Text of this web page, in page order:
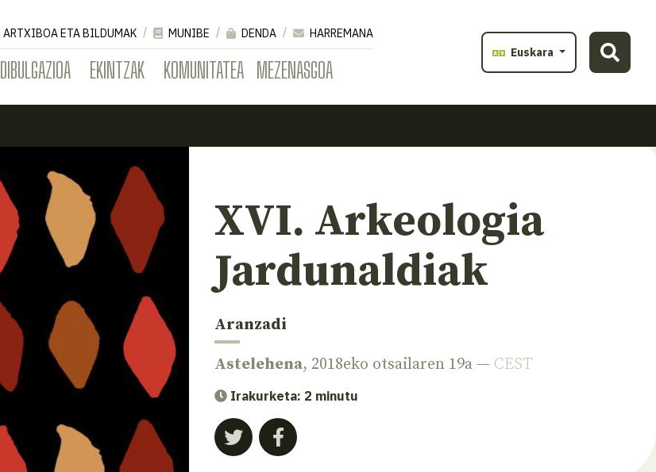
DIBULGAZIOA EKINTZAK KOMUNITATEA MEZENASGOA
ARTXIBOA ETA BILDUMAK MUNIBE DENDA
HARREMANA
Euskara
XVI. Arkeologia
Jardunaldiak
Aranzadi
Astelehena, 2018eko otsailaren 19a — CEST
Irakurketa: 2 minutu